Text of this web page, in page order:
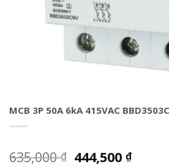
MCB 3P 50A 6kA 415VAC
635,000₫ 444,500₫